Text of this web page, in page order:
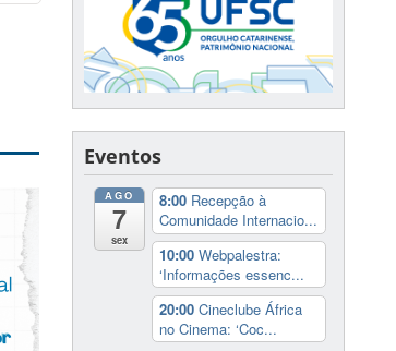
Eventos
AGO
7
sex
8:00 Recepção à
Comunidade Internacio...
10:00 Webpalestra:
‘Informações essenc...
20:00 Cineclube África
no Cinema: ‘Coc...